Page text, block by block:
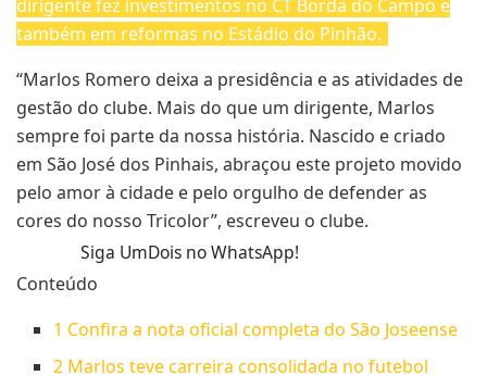
dirigente fez investimentos no CT Borda do Campo e
também em reformas no Estádio do Pinhão.
“Marlos Romero deixa a presidência e as atividades de
gestão do clube. Mais do que um dirigente, Marlos
sempre foi parte da nossa história. Nascido e criado
em São José dos Pinhais, abraçou este projeto movido
pelo amor à cidade e pelo orgulho de defender as
cores do nosso Tricolor”, escreveu o clube.
Siga UmDois no WhatsApp!
Conteúdo
1 Confira a nota oficial completa do São Joseense
2 Marlos teve carreira consolidada no futebol